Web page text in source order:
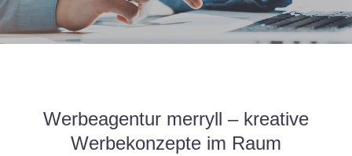
Werbeagentur merryll – kreative
Werbekonzepte im Raum